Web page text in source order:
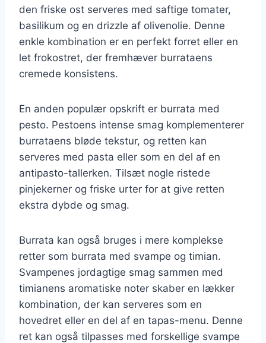
den friske ost serveres med saftige tomater,
basilikum og en drizzle af olivenolie. Denne
enkle kombination er en perfekt forret eller en
let frokostret, der fremhæver burrataens
cremede konsistens.
En anden populær opskrift er burrata med
pesto. Pestoens intense smag komplementerer
burrataens bløde tekstur, og retten kan
serveres med pasta eller som en del af en
antipasto-tallerken. Tilsæt nogle ristede
pinjekerner og friske urter for at give retten
ekstra dybde og smag.
Burrata kan også bruges i mere komplekse
retter som burrata med svampe og timian.
Svampenes jordagtige smag sammen med
timianens aromatiske noter skaber en lækker
kombination, der kan serveres som en
hovedret eller en del af en tapas-menu. Denne
ret kan også tilpasses med forskellige svampe